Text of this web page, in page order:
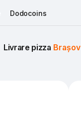
Dodocoins
Livrare pizza Brașov